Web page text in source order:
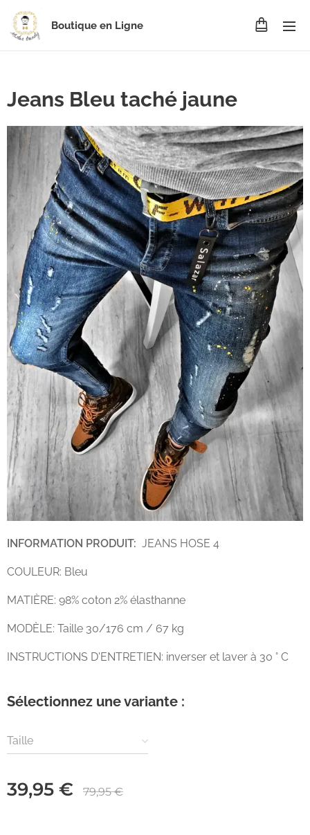
Boutique en Ligne
Jeans Bleu taché jaune
INFORMATION PRODUIT: JEANS HOSE 4
COULEUR: Bleu
MATIÈRE: 98% coton 2% élasthanne
MODÈLE: Taille 30/176 cm / 67 kg
INSTRUCTIONS D'ENTRETIEN: inverser et laver à 30 ° C
Sélectionnez une variante :
Taille
39,95 € 79,95€